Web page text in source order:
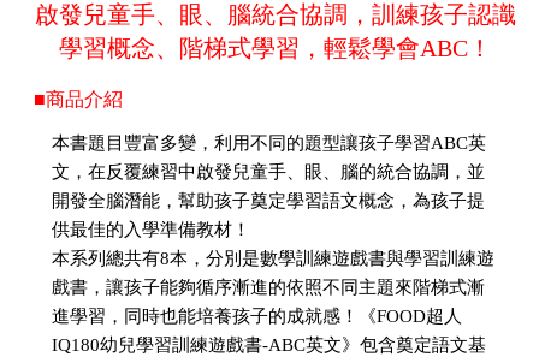
啟發兒童手、眼、腦統合協調，訓練孩子認識
學習概念、階梯式學習，輕鬆學會ABC！
■商品介紹
本書題目豐富多變，利用不同的題型讓孩子學習ABC英
文，在反覆練習中啟發兒童手、眼、腦的統合協調，並
開發全腦潛能，幫助孩子奠定學習語文概念，為孩子提
供最佳的入學準備教材！
本系列總共有8本，分別是數學訓練遊戲書與學習訓練遊
戲書，讓孩子能夠循序漸進的依照不同主題來階梯式漸
進學習，同時也能培養孩子的成就感！《FOOD超人
IQ180幼兒學習訓練遊戲書-ABC英文》包含奠定語文基